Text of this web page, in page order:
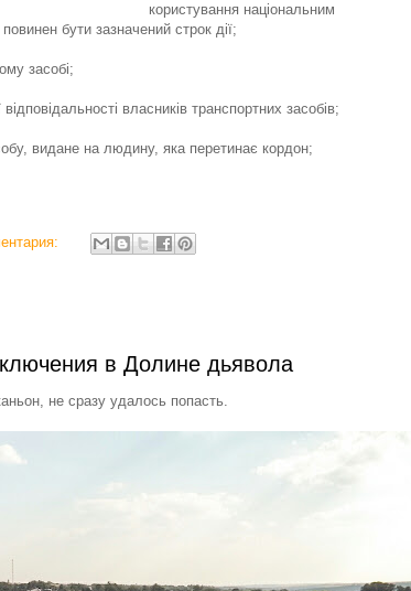
користування національним
бути зазначений строк дії;
засобі;
власників транспортних засобів;
видане на людину, яка перетинає кордон;
в Долине дьявола
не сразу удалось попасть.